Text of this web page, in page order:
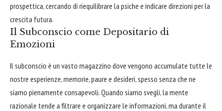
prospettica, cercando di riequilibrare la psiche e indicare direzioni per la
crescita futura.
Il Subconscio come Depositario di
Emozioni
Il subconscio è un vasto magazzino dove vengono accumulate tutte le
nostre esperienze, memorie, paure e desideri, spesso senza che ne
siamo pienamente consapevoli. Quando siamo svegli, la mente
razionale tende a filtrare e organizzare le informazioni, ma durante il